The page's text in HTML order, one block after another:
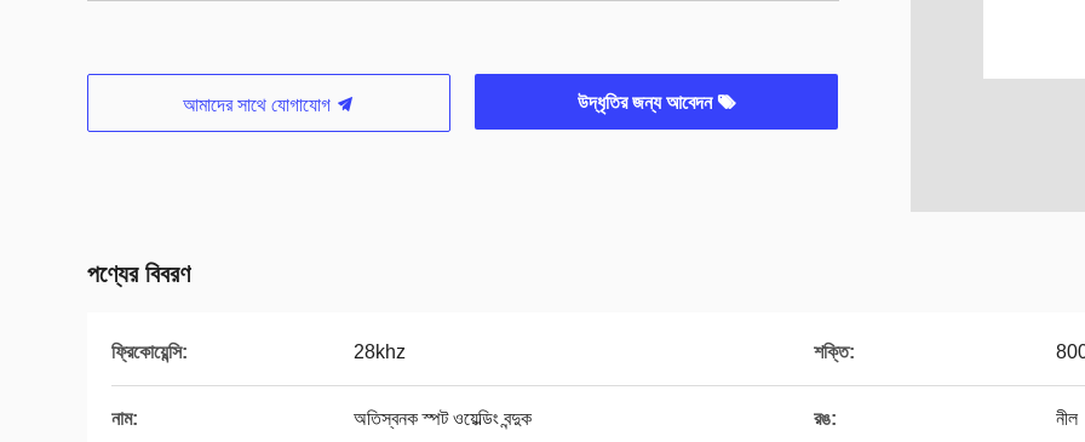
আমাদের সাথে যোগাযোগ উদ্ধৃতির জন্য আবেদন
পণ্যের বিবরণ
ফ্রিকোয়েন্সি: 28khz শক্তি:
নাম: অতিস্বনক স্পট ওয়েল্ডিং বন্দুক রঙ: নীল